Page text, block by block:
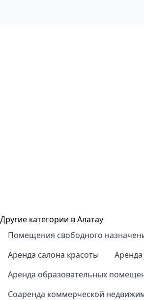
Другие категории в Алатау
Помещения свободного
Аренда салона красоты
Аренда образовательных
Соаренда коммерческой